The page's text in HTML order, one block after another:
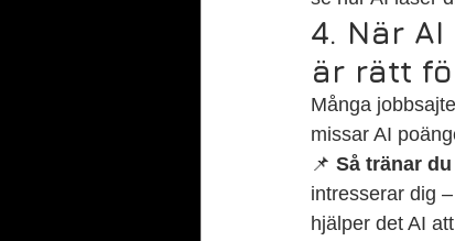
4. När
är rätt
Många
missar AI
📌 Så tränar
intresserar dig
hjälper det AI